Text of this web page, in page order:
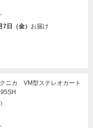
日（金） お届け
ニカ VM型ステレオカート